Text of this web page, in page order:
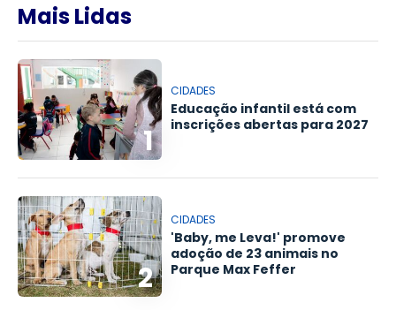
Mais Lidas
1
CIDADES
Educação infantil está com
inscrições abertas para 2027
2
CIDADES
'Baby, me Leva!' promove
adoção de 23 animais no
Parque Max Feffer